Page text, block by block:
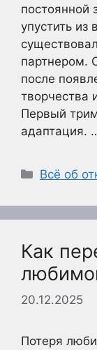
постоянной
упустить из
партнером.
после
творчества
Первый
адаптация.
Рубрики
Всё об
Как
20.12.2025
Потеря